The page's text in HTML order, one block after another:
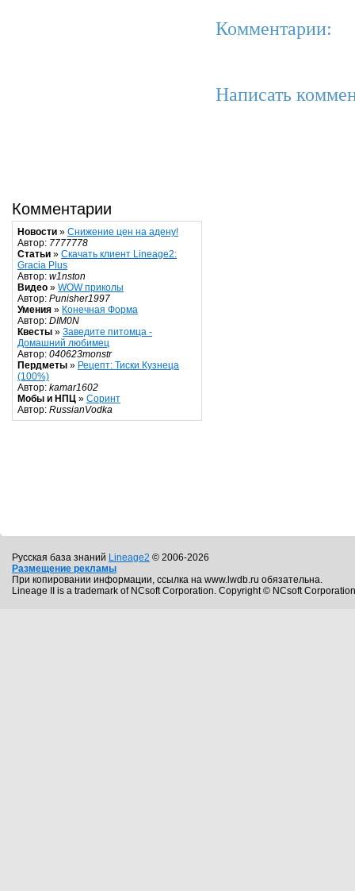
Комментарии
Новости » Снижение цен на адену!
Автор: 7777778
Статьи » Скачать клиент Lineage2:
Gracia Plus
Автор: w1nston
Видео » WOW приколы
Автор: Punisher1997
Умения » Конечная Форма
Автор: DIM0N
Квесты » Заведите питомца -
Домашний любимец
Автор: 040623monstr
Пердметы » Рецепт: Тиски Кузнеца
(100%)
Автор: kamar1602
Мобы и НПЦ » Соринт
Автор: RussianVodka
Комментарии:
Написать
Русская база знаний Lineage2 © 2006-2026
Размещение рекламы
При копировании информации, ссылка на www.lwdb.ru обязательна.
Lineage II is a trademark of NCsoft Corporation. Copyright © NCsoft